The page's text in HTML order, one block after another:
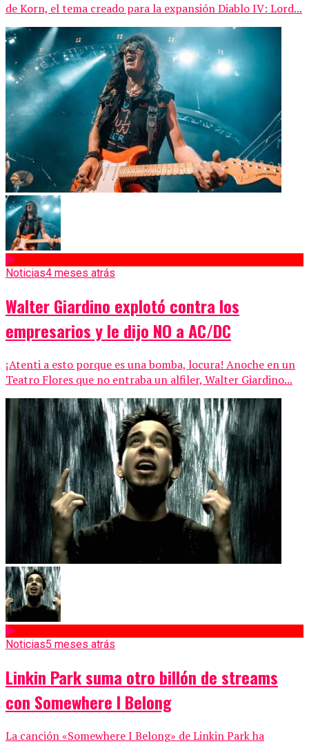
de Korn, el tema creado para la expansión Diablo IV: Lord...
Noticias4 meses atrás
Walter Giardino explotó contra los
empresarios y le dijo NO a AC/DC
¡Atenti a esto porque es una bomba, locura! Anoche en un
Teatro Flores que no entraba un alfiler, Walter Giardino...
Noticias5 meses atrás
Linkin Park suma otro billón de streams
con Somewhere I Belong
La canción «Somewhere I Belong» de Linkin Park ha